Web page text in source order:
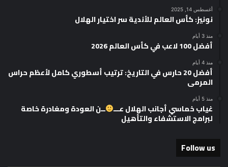
أغسطس 14, 2025
نونيز: كأس العالم للأندية سر اختيار الهلال
منذ 3 أيام
أفضل 100 لاعب في كأس العالم 2026
منذ 4 أيام
أفضل 20 حارس في التاريخ: ترتيب أسطوري كامل لأعظم حراس
المرمى
منذ 5 أيام
غياب خماسي أجانب الهلال عـــ ــن العودة ومغادرة خاصة
لبرامج الاستشفاء والتأهيل
Follow us